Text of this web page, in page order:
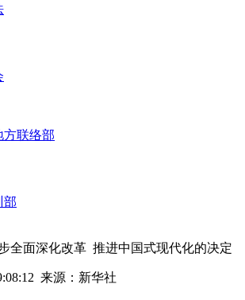
方联络部
部
全面深化改革 推进中国式现代化的决定
来源： 新华社